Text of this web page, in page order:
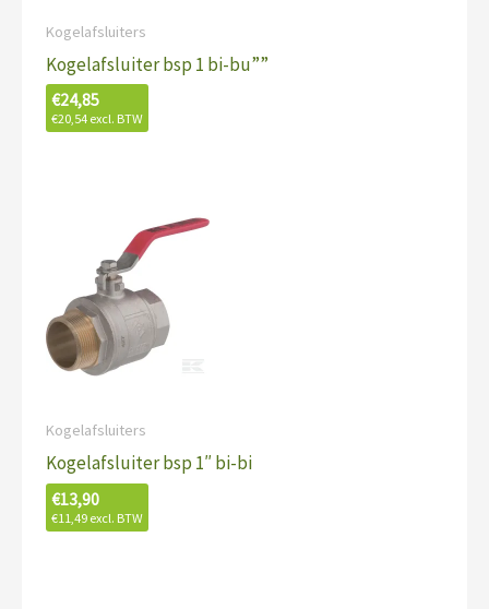
Kogelafsluiters
Kogelafsluiter bsp 1 bi-bu””
€24,85
€20,54 excl. BTW
Kogelafsluiters
Kogelafsluiter bsp 1″ bi-bi
€13,90
€11,49 excl. BTW